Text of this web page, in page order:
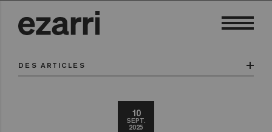
DES ARTICLES
10
SEPT.
2025